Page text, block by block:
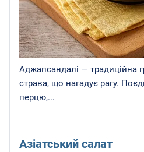
Аджапсандалі — традиційна
страва, що нагадує рагу.
перцю,...
Азіатський салат